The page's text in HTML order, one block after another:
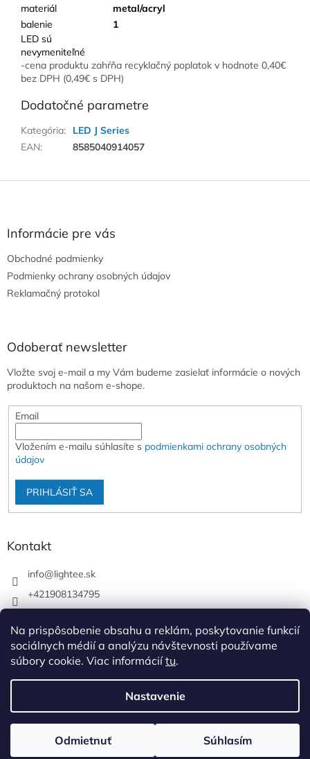
Na prispôsobenie obsahu a reklám, poskytovanie funkcií
sociálnych médií a analýzu návštevnosti používame
súbory cookie. Viac informáciítu.
Nastavenie
Odmietnuť Súhlasím
materiál
metal/acryl
balenie
1
LED sú
nevymeniteľné
-cena produktu zahŕňa recyklačný poplatok v hodnote 0,40€
bez DPH (0,49€ s DPH)
Dodatočné parametre
Kategória:
LED J Series
EAN: 8585040914057
Informácie pre vás
Obchodné podmienky
Podmienky ochrany osobných údajov
Reklamačný protokol
Odoberať newsletter
Vložte svoj e-mail a my Vám budeme zasielať informácie o nových
produktoch na našom e-shope.
Email
Vložením e-mailu súhlasíte s podmienkami ochrany osobných
údajov
PRIHLÁSIŤ SA
Kontakt
info@lightee.sk
+421908134795
lightee.sk
Copyright 2026Lightee. Všetky práva vyhradené.Upraviť